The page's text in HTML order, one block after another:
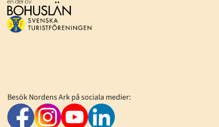
Besök Nordens Ark på sociala medier: